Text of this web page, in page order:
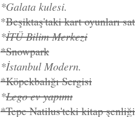
*Galata kulesi.
*Beşiktaş'taki kart oyunları
*İTÜ Bilim Merkezi
*Snowpark
*İstanbul Modern.
*Köpekbalığı Sergisi
*Lego ev yapımı
*Tepe Natilus'teki kitap şenliği